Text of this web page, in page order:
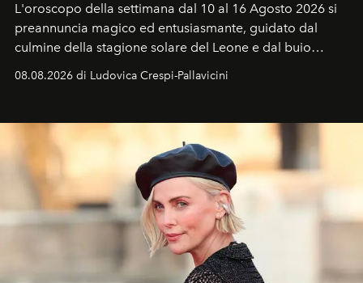
L'oroscopo della settimana dal 10 al 16 Agosto 2026 si
preannuncia magico ed entusiasmante, guidato dal
culmine della stagione solare del Leone e dal buio
favorevole della Luna nuova in Leone del 12 agosto,
ideale per la notte delle Perseidi.
08.08.2026 di Ludovica Crespi-Pallavicini